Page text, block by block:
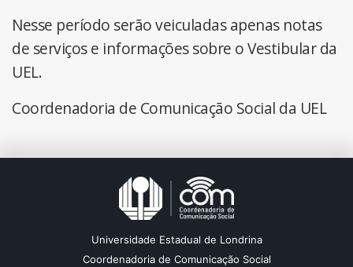
Nesse período serão veiculadas apenas notas
de serviços e informações sobre o Vestibular da
UEL.
Coordenadoria de Comunicação Social da UEL
Universidade Estadual de Londrina
Coordenadoria de Comunicação Social